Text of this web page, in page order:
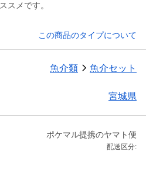
スメです。
この商品のタイプについて
魚介類 魚介セット
宮城県
ポケマル提携のヤマト便
配送区分: